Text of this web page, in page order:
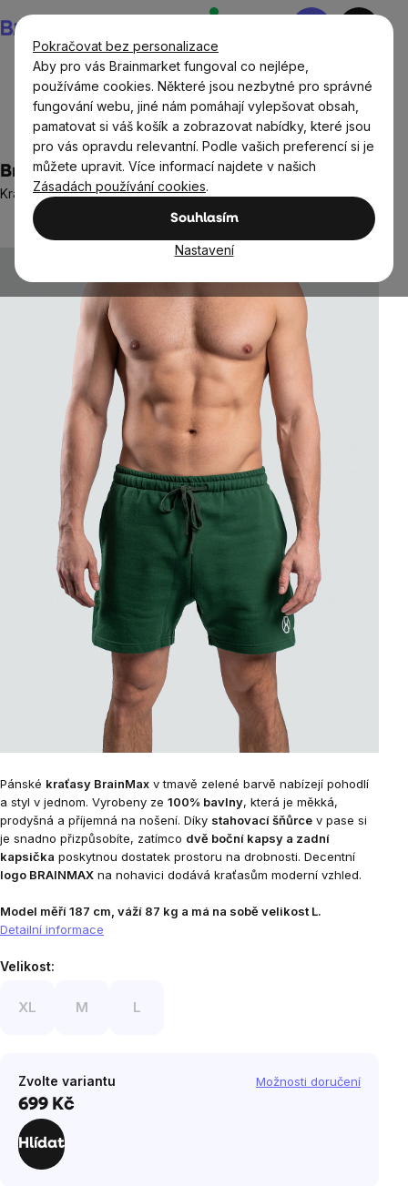
Pokračovat bez personalizace
Aby pro vás Brainmarket fungoval co nejlépe,
používáme cookies. Některé jsou nezbytné pro správné
fungování webu, jiné nám pomáhají vylepšovat obsah,
pamatovat si váš košík a zobrazovat nabídky, které jsou
pro vás opravdu relevantní. Podle vašich preferencí si je
můžete upravit. Více informací najdete v našich
Zásadách používání cookies.
Souhlasím
Nastavení
na
obsah
Nákupní
Oblečení a doplňky
Sportovní oblečení pro muže
Pánské sportovní kalhoty, tepláky a kraťasy
BrainMax pánské kraťasy, tmavě zelené
Kraťasy pro muže ze 100% bavlny
Průměrné
hodnocení
0,0
Pánské kraťasy BrainMax v tmavě zelené barvě nabízejí pohodlí
a styl v jednom. Vyrobeny ze 100% bavlny, která je měkká,
prodyšná a příjemná na nošení. Díky stahovací šňůrce v pase si
je snadno přizpůsobíte, zatímco dvě boční kapsy a zadní
kapsička poskytnou dostatek prostoru na drobnosti. Decentní
logo BRAINMAX na nohavici dodává kraťasům moderní vzhled.
Model měří 187 cm, váží 87 kg a má na sobě velikost L.
Detailní informace
Velikost:
XL M L
Zvolte variantu Možnosti doručení
699 Kč
Hlídat